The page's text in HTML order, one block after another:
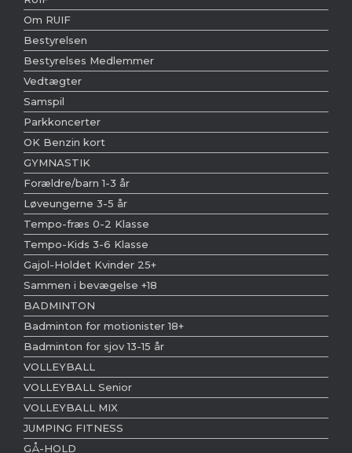
Om RUIF
Bestyrelsen
Bestyrelses Medlemmer
Vedtægter
Samspil
Parkkoncerter
OK Benzin kort
GYMNASTIK
Forældre/barn 1-3 år
Løveungerne 3-5 år
Tempo-fræs 0-2 Klasse
Tempo-Kids 3-6 Klasse
Gajol-Holdet Kvinder 25+
Sammen i bevægelse +18
BADMINTON
Badminton for motionister 18+
Badminton for sjov 13-15 år
VOLLEYBALL
VOLLEYBALL Senior
VOLLEYBALL MIX
JUMPING FITNESS
GÅ-HOLD